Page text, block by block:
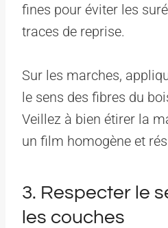
fines pour éviter les
traces de reprise.
Sur les marches,
le sens des fibres du
Veillez à bien étirer la
un film homogène et
3. Respecter le
les couches